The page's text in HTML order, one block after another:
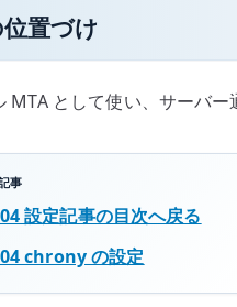
置づけ
として使い、サーバ
事
設定記事の目次へ戻る
chrony の設定